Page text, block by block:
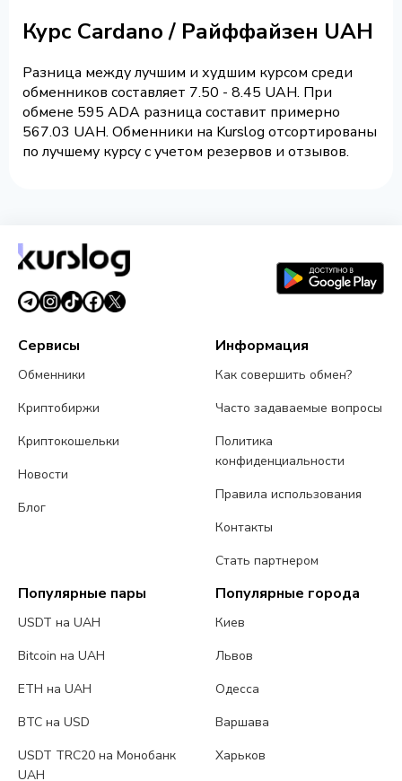
Курс Cardano / Райффайзен UAH
Разница между лучшим и худшим курсом среди
обменников составляет 7.50 - 8.45 UAH. При
обмене 595 ADA разница составит примерно
567.03 UAH. Обменники на Kurslog отсортированы
по лучшему курсу с учетом резервов и отзывов.
Сервисы
Обменники
Криптобиржи
Криптокошельки
Новости
Блог
Информация
Как совершить обмен?
Часто задаваемые вопросы
Политика
конфиденциальности
Правила использования
Контакты
Стать партнером
Популярные пары
USDT на UAH
Bitcoin на UAH
ETH на UAH
BTC на USD
USDT TRC20 на Монобанк
UAH
Популярные города
Киев
Львов
Одесса
Варшава
Харьков